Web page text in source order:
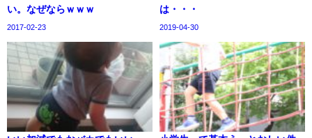
い。なぜならｗｗｗ
2017-02-23
は・・・
2019-04-30